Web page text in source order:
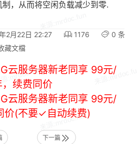
制，从而将空闲负载减少到零.
2月22日 22:27 1176
0 条
藏文檔
云服务器新老同享 99元/
，续费同价
云服务器新老同享 99元/
价(不要✓自动续费)
下一篇